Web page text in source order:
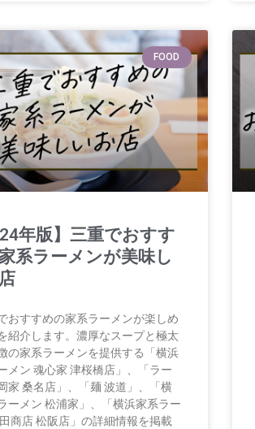
FOOD
年版】三重でおすす
系ラーメンが美味し
おすすめの家系ラーメンが楽しめ
紹介します。濃厚なスープと極太
の家系ラーメンを提供する「横浜
メン 魂心家 津桜橋店」、「ラー
家 桑名店」、「麺 波道」、「横
ーメン 松浦家」、「横浜家系ラー
商店 松阪店」の詳細情報を掲載